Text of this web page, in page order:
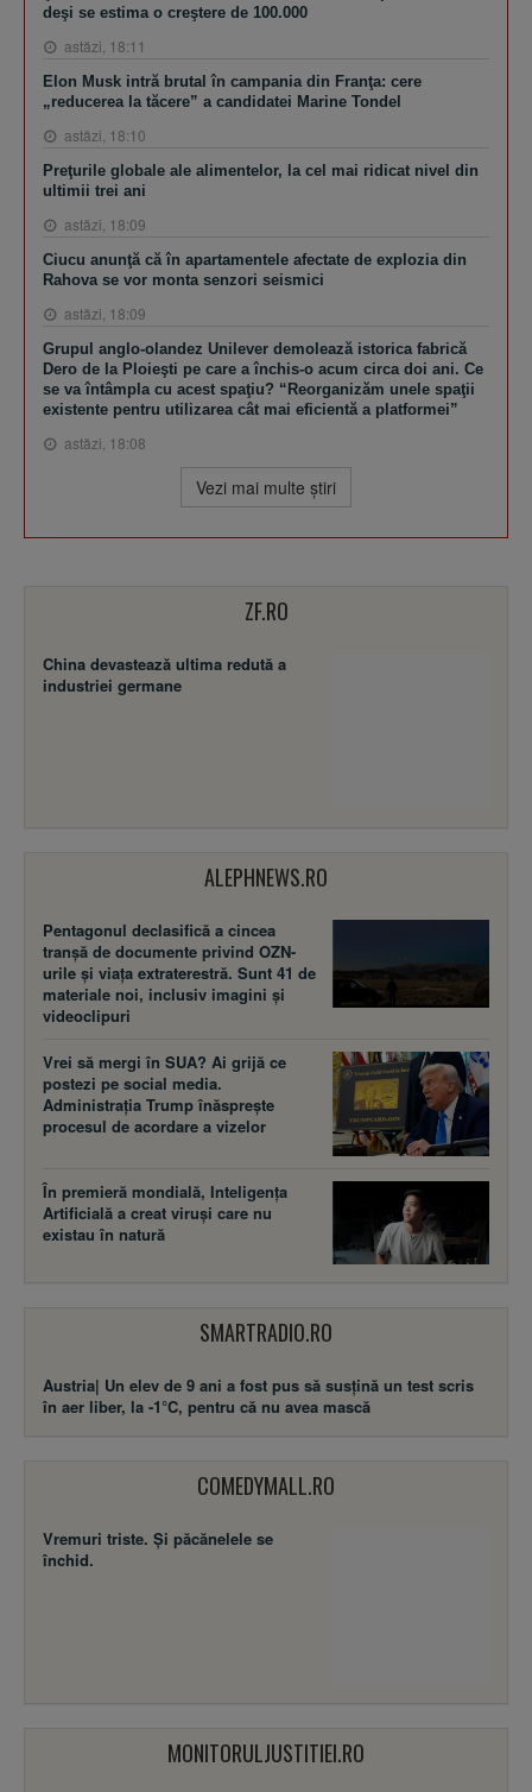
deşi se estima o creştere de 100.000
astăzi, 18:11
Elon Musk intră brutal în campania din Franţa: cere
„reducerea la tăcere” a candidatei Marine Tondel
astăzi, 18:10
Preţurile globale ale alimentelor, la cel mai ridicat nivel din
ultimii trei ani
astăzi, 18:09
Ciucu anunţă că în apartamentele afectate de explozia din
Rahova se vor monta senzori seismici
astăzi, 18:09
Grupul anglo-olandez Unilever demolează istorica fabrică
Dero de la Ploieşti pe care a închis-o acum circa doi ani. Ce
se va întâmpla cu acest spaţiu? “Reorganizăm unele spaţii
existente pentru utilizarea cât mai eficientă a platformei”
astăzi, 18:08
Vezi mai multe ştiri
ZF.RO
China devastează ultima redută a
industriei germane
ALEPHNEWS.RO
Pentagonul declasifică a cincea
tranșă de documente privind OZN-
urile și viața extraterestră. Sunt 41 de
materiale noi, inclusiv imagini și
videoclipuri
Vrei să mergi în SUA? Ai grijă ce
postezi pe social media.
Administrația Trump înăsprește
procesul de acordare a vizelor
În premieră mondială, Inteligența
Artificială a creat viruși care nu
existau în natură
SMARTRADIO.RO
Austria| Un elev de 9 ani a fost pus să susţină un test scris
în aer liber, la -1°C, pentru că nu avea mască
COMEDYMALL.RO
Vremuri triste. Şi păcănelele se
închid.
MONITORULJUSTITIEI.RO